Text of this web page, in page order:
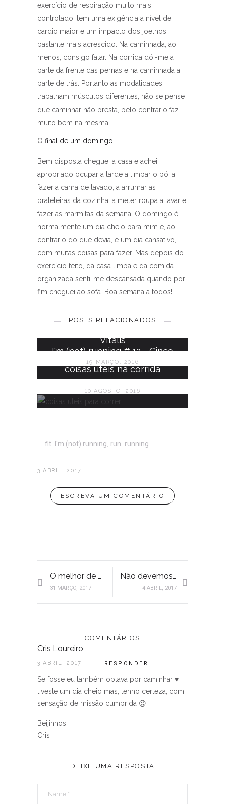
exercício de respiração muito mais
controlado, tem uma exigência a nível de
cardio maior e um impacto dos joelhos
bastante mais acrescido. Na caminhada, ao
menos, consigo falar. Na corrida dói-me a
parte da frente das pernas e na caminhada a
parte de trás. Portanto as modalidades
trabalham músculos diferentes, não se pense
que caminhar não presta, pelo contrário faz
muito bem na mesma.
O final de um domingo
Bem disposta cheguei a casa e achei
apropriado ocupar a tarde a limpar o pó, a
fazer a cama de lavado, a arrumar as
prateleiras da cozinha, a meter roupa a lavar e
fazer as marmitas da semana. O domingo é
normalmente um dia cheio para mim e, ao
contrário do que devia, é um dia cansativo,
com muitas coisas para fazer. Mas depois do
exercício feito, da casa limpa e da comida
organizada senti-me descansada quando por
fim cheguei ao sofá. Boa semana a todos!
POSTS RELACIONADOS
I'm (not) running # 11 - Corrida
I'm (not) running # 9 - Corrida
Vitalis
19 MARÇO, 2016
I'm (not) running # 12 - Cinco
coisas úteis na corrida
10 AGOSTO, 2016
fit I'm (not) running run running
3 ABRIL, 2017
ESCREVA UM COMENTÁRIO
O melhor de Março
31 MARÇO, 2017
Não devemos tomar decisões de manhã
4 ABRIL, 2017
COMENTÁRIOS
Cris Loureiro
3 ABRIL, 2017 RESPONDER
Se fosse eu também optava por caminhar ♥
tiveste um dia cheio mas, tenho certeza, com
sensação de missão cumprida 😉
Beijinhos
Cris
DEIXE UMA RESPOSTA